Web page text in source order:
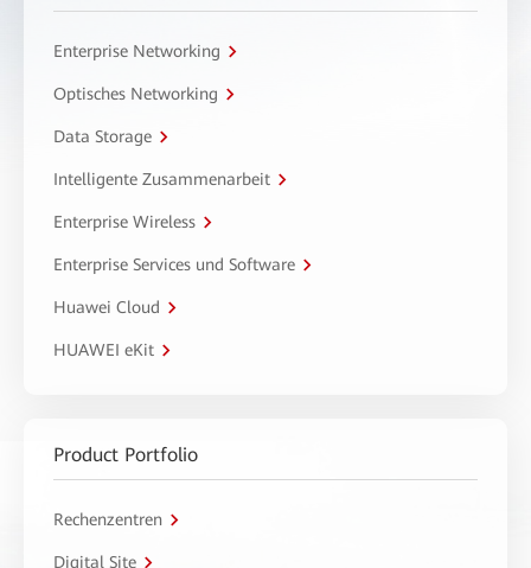
Enterprise Networking
Optisches Networking
Data Storage
Intelligente Zusammenarbeit
Enterprise Wireless
Enterprise Services und Software
Huawei Cloud
HUAWEI eKit
Product Portfolio
Rechenzentren
Digital Site